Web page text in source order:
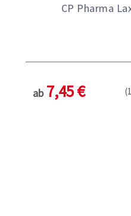
CP Pharma
ab 7,45 €